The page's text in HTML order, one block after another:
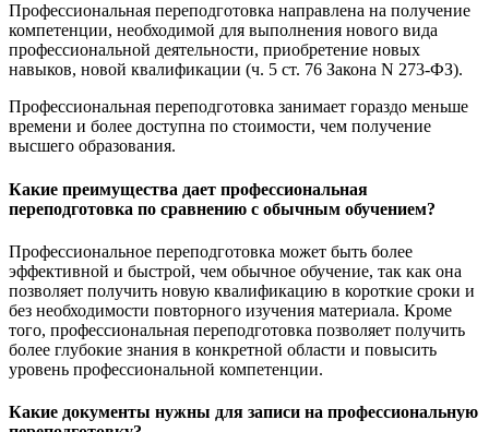
Профессиональная переподготовка направлена на получение
компетенции, необходимой для выполнения нового вида
профессиональной деятельности, приобретение новых
навыков, новой квалификации (ч. 5 ст. 76 Закона N 273-ФЗ).
Профессиональная переподготовка занимает гораздо меньше
времени и более доступна по стоимости, чем получение
высшего образования.
Какие преимущества дает профессиональная
переподготовка по сравнению с обычным обучением?
Профессиональное переподготовка может быть более
эффективной и быстрой, чем обычное обучение, так как она
позволяет получить новую квалификацию в короткие сроки и
без необходимости повторного изучения материала. Кроме
того, профессиональная переподготовка позволяет получить
более глубокие знания в конкретной области и повысить
уровень профессиональной компетенции.
Какие документы нужны для записи на профессиональную